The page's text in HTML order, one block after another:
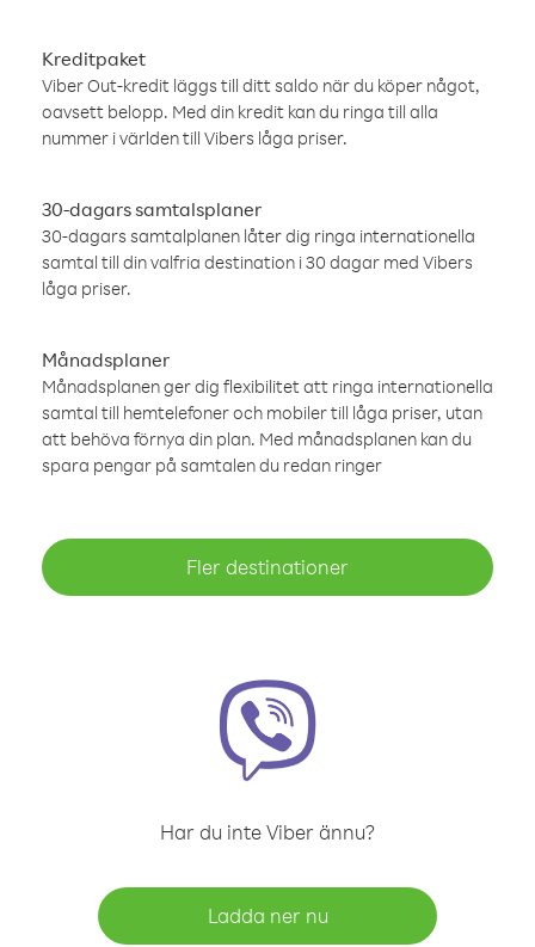
Kreditpaket
Viber Out-kredit läggs till ditt saldo när du köper något,
oavsett belopp. Med din kredit kan du ringa till alla
nummer i världen till Vibers låga priser.
30-dagars samtalsplaner
30-dagars samtalplanen låter dig ringa internationella
samtal till din valfria destination i 30 dagar med Vibers
låga priser.
Månadsplaner
Månadsplanen ger dig flexibilitet att ringa internationella
samtal till hemtelefoner och mobiler till låga priser, utan
att behöva förnya din plan. Med månadsplanen kan du
spara pengar på samtalen du redan ringer
Fler destinationer
Har du inte Viber ännu?
Ladda ner nu